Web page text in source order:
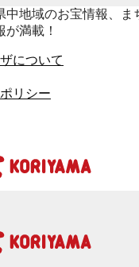
中地域のお宝情報、ま
満載！
について
リシー